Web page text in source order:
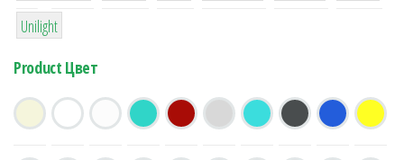
1
Unilight
Product Цвет